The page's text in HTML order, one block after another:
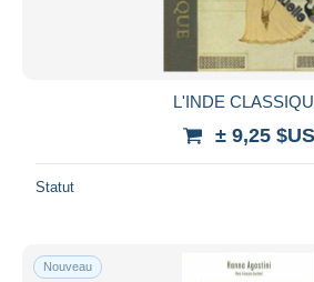
L'INDE
± 9,25 $US
Statut
Nouveau